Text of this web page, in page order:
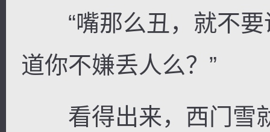
“嘴那么丑，就不要
道你不嫌丢人么？”
看得出来，西门雪